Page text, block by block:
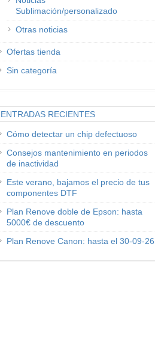
Sublimación/personalizado
Otras noticias
Ofertas tienda
Sin categoría
ENTRADAS RECIENTES
Cómo detectar un chip defectuoso
Consejos mantenimiento en periodos
de inactividad
Este verano, bajamos el precio de tus
componentes DTF
Plan Renove doble de Epson: hasta
5000€ de descuento
Plan Renove Canon: hasta el 30-09-26